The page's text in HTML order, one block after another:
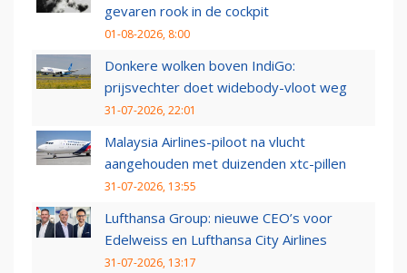
gevaren rook in de cockpit
01-08-2026, 8:00
Donkere wolken boven IndiGo:
prijsvechter doet widebody-vloot weg
31-07-2026, 22:01
Malaysia Airlines-piloot na vlucht
aangehouden met duizenden xtc-pillen
31-07-2026, 13:55
Lufthansa Group: nieuwe CEO’s voor
Edelweiss en Lufthansa City Airlines
31-07-2026, 13:17